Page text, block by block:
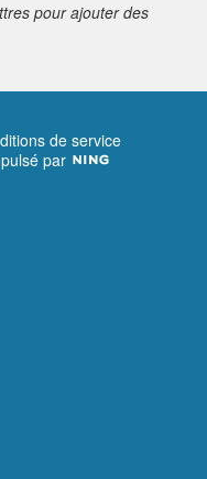
pour ajouter des
de service
par